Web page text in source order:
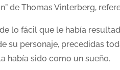
de Thomas Vinterberg,
lo fácil que le había
su personaje, precedidas
había sido como un sueño.